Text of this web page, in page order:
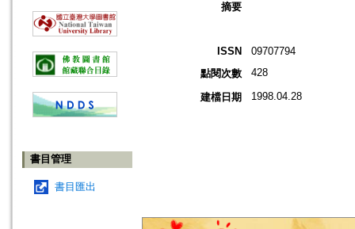
書目管理
書目匯出
摘要
ISSN
09707794
點閱次數
428
建檔日期 1998.04.28